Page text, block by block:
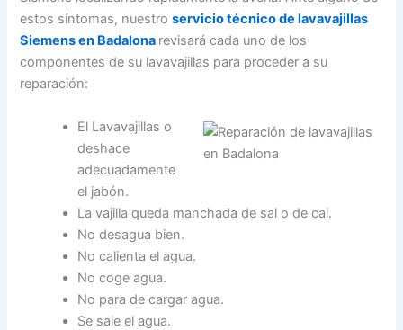
estos síntomas, nuestroservicio técnico de lavavajillas
Siemens en Badalona revisará cada uno de los
componentes de su lavavajillas para proceder a su
reparación:
El Lavavajillas o
deshace
adecuadamente
el jabón.
La vajilla queda manchada de sal o de cal.
No desagua bien.
No calienta el agua.
No coge agua.
No para de cargar agua.
Se sale el agua.